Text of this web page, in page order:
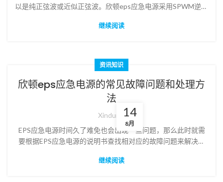
以是纯正弦波或近似正弦波。欣顿eps应急电源采用SPWM逆变
设备。
继续阅读
资讯知识
欣顿eps应急电源的常见故障问题和处理方
法
Xindun
EPS应急电源时间久了难免也会出现一些问题，那么此时就需
要根据EPS应急电源的说明书查找相对应的故障问题来解决它
继续阅读
14
8月